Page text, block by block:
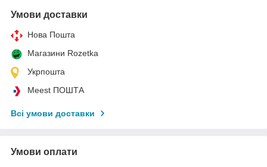
Умови доставки
Нова Пошта
Магазини Rozetka
Укрпошта
Meest ПОШТА
Всі умови доставки
Умови оплати